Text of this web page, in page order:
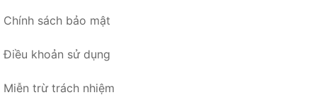
Chính sách bảo mật
Điều khoản sử dụng
Miễn trừ trách nhiệm